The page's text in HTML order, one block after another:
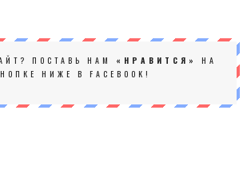
ПОСТАВЬ НАМ «НРАВИТСЯ»
НА
НИЖЕ В FACEBOOK!